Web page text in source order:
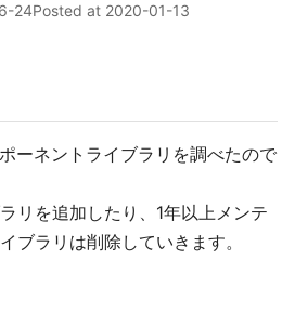
24Posted at 2020-01-13
ーネントライブラリを調べたので
リを追加したり、1年以上メンテ
ブラリは削除していきます。